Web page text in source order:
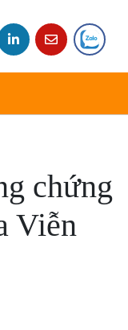
chứng
Viễn